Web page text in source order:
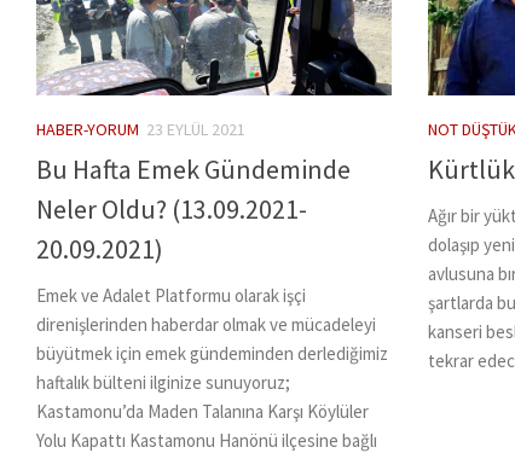
HABER-YORUM 23 EYLÜL 2021
Bu Hafta Emek Gündeminde
Neler Oldu? (13.09.2021-
20.09.2021)
Emek ve Adalet Platformu olarak işçi
direnişlerinden haberdar olmak ve mücadeleyi
büyütmek için emek gündeminden derlediğimiz
haftalık bülteni ilginize sunuyoruz;
Kastamonu’da Maden Talanına Karşı Köylüler
Yolu Kapattı Kastamonu Hanönü ilçesine bağlı
NOT
Kürtlük
Ağır bir
dolaşıp
avlusuna
şartlarda
kanseri
tekrar